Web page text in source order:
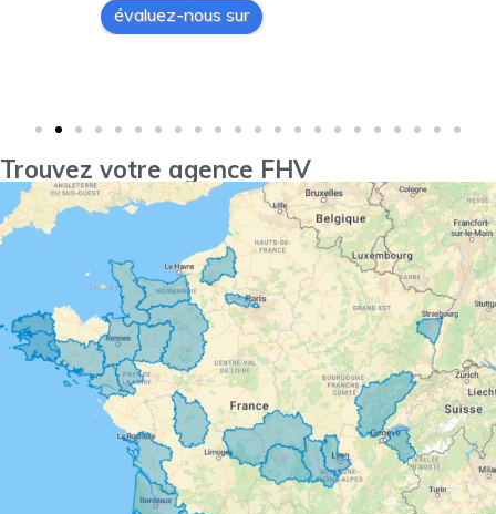
évaluez-nous sur
Trouvez votre agence FHV